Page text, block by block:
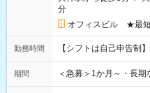
分
オフィスビル ★最短
勤務時間 【シフトは自己申告制
期間 ＜急募＞1か月～・長